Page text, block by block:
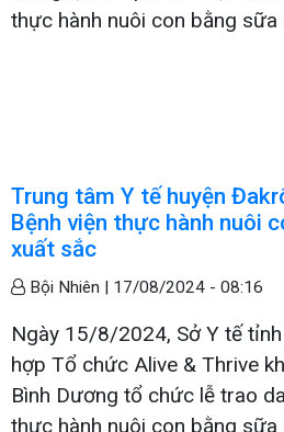
thực hành nuôi con bằng sữa
Trung tâm Y tế huyện
Bệnh viện thực hành nuôi
xuất sắc
Bội Nhiên | 17/08/2024 - 08:16
Ngày 15/8/2024, Sở Y tế
hợp Tổ chức Alive & Thrive
Bình Dương tổ chức lễ trao
thực hành nuôi con bằng